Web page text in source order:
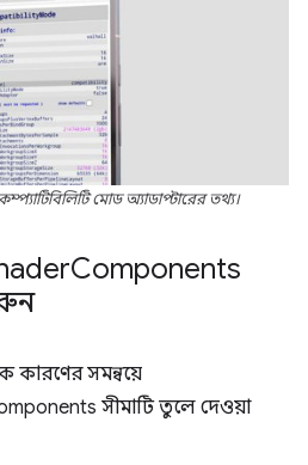
মোড অ্যাডাপ্টারের তথ্য।
Components
কারণের সমন্বয়ে
সীমাটি তুলে দেওয়া